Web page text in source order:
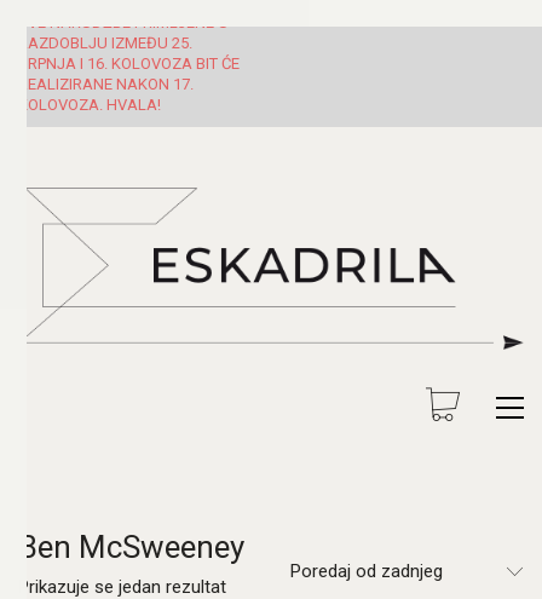
SVE NARUDŽBE PRIMLJENE U
RAZDOBLJU IZMEĐU 25.
SRPNJA I 16. KOLOVOZA BIT ĆE
REALIZIRANE NAKON 17.
KOLOVOZA. HVALA!
Ben McSweeney
Prikazuje se jedan rezultat
Poredaj od zadnjeg